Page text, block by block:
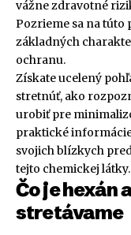
vážne zdravotné
Pozrieme sa na
základných
ochranu.
Získate ucelený
stretnúť, ako
urobiť pre
praktické
svojich blízkych
tejto chemickej látky.
Čo je hexán
stretávame